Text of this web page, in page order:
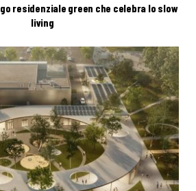
residenziale green che celebra lo slow
living